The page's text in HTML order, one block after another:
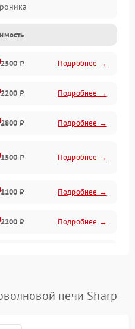
2500 ₽ Подробнее →
2200 ₽ Подробнее →
2800 ₽ Подробнее →
1500 ₽ Подробнее →
1100 ₽ Подробнее →
2200 ₽ Подробнее →
Подробнее →
печи Sharp